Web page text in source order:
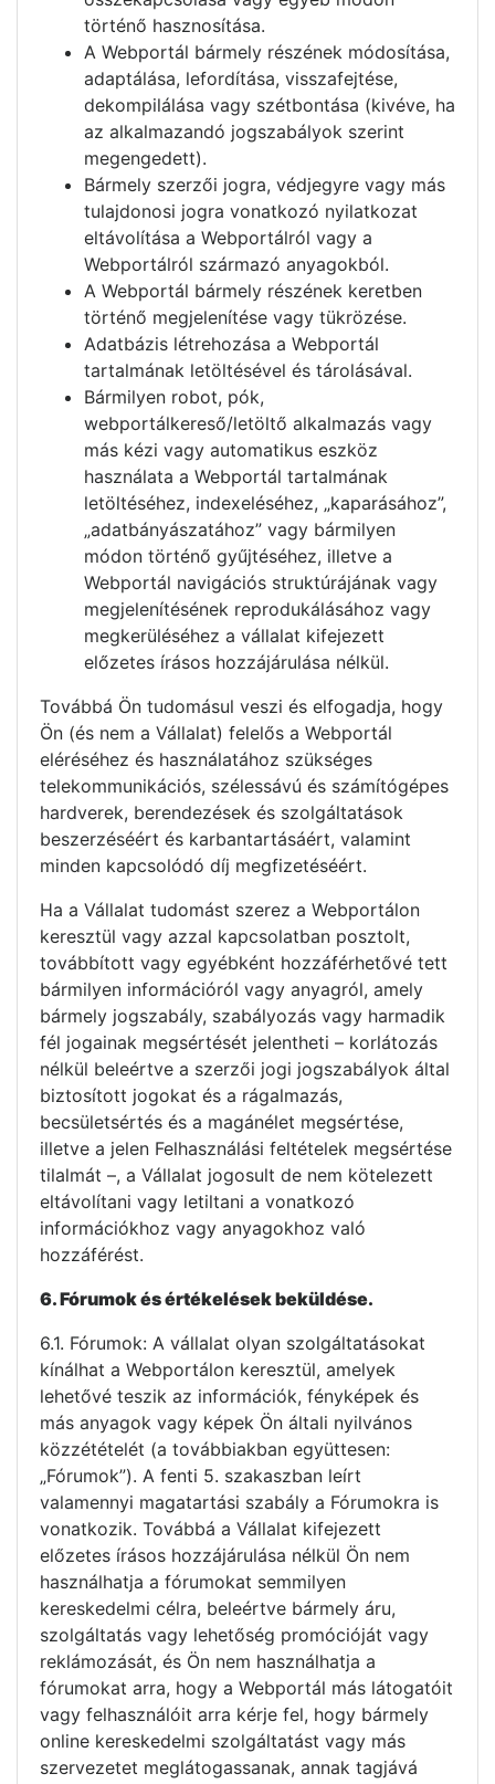
történő hasznosítása.
A Webportál bármely részének módosítása,
adaptálása, lefordítása, visszafejtése,
dekompilálása vagy szétbontása (kivéve, ha
az alkalmazandó jogszabályok szerint
megengedett).
Bármely szerzői jogra, védjegyre vagy más
tulajdonosi jogra vonatkozó nyilatkozat
eltávolítása a Webportálról vagy a
Webportálról származó anyagokból.
A Webportál bármely részének keretben
történő megjelenítése vagy tükrözése.
Adatbázis létrehozása a Webportál
tartalmának letöltésével és tárolásával.
Bármilyen robot, pók,
webportálkereső/letöltő alkalmazás vagy
más kézi vagy automatikus eszköz
használata a Webportál tartalmának
letöltéséhez, indexeléséhez, „kaparásához”,
„adatbányászatához” vagy bármilyen
módon történő gyűjtéséhez, illetve a
Webportál navigációs struktúrájának vagy
megjelenítésének reprodukálásához vagy
megkerüléséhez a vállalat kifejezett
előzetes írásos hozzájárulása nélkül.
Továbbá Ön tudomásul veszi és elfogadja, hogy
Ön (és nem a Vállalat) felelős a Webportál
eléréséhez és használatához szükséges
telekommunikációs, szélessávú és számítógépes
hardverek, berendezések és szolgáltatások
beszerzéséért és karbantartásáért, valamint
minden kapcsolódó díj megfizetéséért.
Ha a Vállalat tudomást szerez a Webportálon
keresztül vagy azzal kapcsolatban posztolt,
továbbított vagy egyébként hozzáférhetővé tett
bármilyen információról vagy anyagról, amely
bármely jogszabály, szabályozás vagy harmadik
fél jogainak megsértését jelentheti – korlátozás
nélkül beleértve a szerzői jogi jogszabályok által
biztosított jogokat és a rágalmazás,
becsületsértés és a magánélet megsértése,
illetve a jelen Felhasználási feltételek megsértése
tilalmát –, a Vállalat jogosult de nem kötelezett
eltávolítani vagy letiltani a vonatkozó
információkhoz vagy anyagokhoz való
hozzáférést.
6. Fórumok és értékelések beküldése.
6.1. Fórumok: A vállalat olyan szolgáltatásokat
kínálhat a Webportálon keresztül, amelyek
lehetővé teszik az információk, fényképek és
más anyagok vagy képek Ön általi nyilvános
közzétételét (a továbbiakban együttesen:
„Fórumok”). A fenti 5. szakaszban leírt
valamennyi magatartási szabály a Fórumokra is
vonatkozik. Továbbá a Vállalat kifejezett
előzetes írásos hozzájárulása nélkül Ön nem
használhatja a fórumokat semmilyen
kereskedelmi célra, beleértve bármely áru,
szolgáltatás vagy lehetőség promócióját vagy
reklámozását, és Ön nem használhatja a
fórumokat arra, hogy a Webportál más látogatóit
vagy felhasználóit arra kérje fel, hogy bármely
online kereskedelmi szolgáltatást vagy más
szervezetet meglátogassanak, annak tagjává